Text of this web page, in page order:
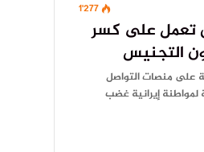
1٬277
تعمل على كسر
التجنيس
على منصات التواصل
لمواطنة إيرانية غضب